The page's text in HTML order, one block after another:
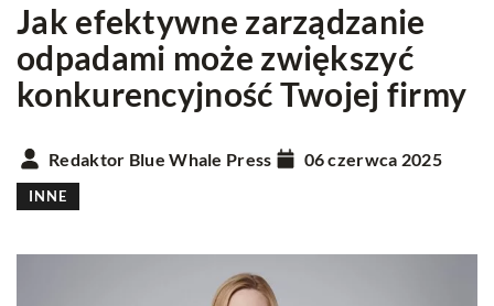
Jak efektywne zarządzanie
odpadami może zwiększyć
konkurencyjność Twojej firmy
Redaktor Blue Whale Press 06 czerwca 2025
INNE